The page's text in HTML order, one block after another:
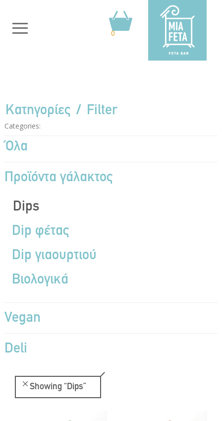
0
Κατηγορίες Filter
Categories:
Όλα
Προϊόντα γάλακτος
Dips
Dip φέτας
Dip γιαουρτιού
Βιολογικά
Vegan
Deli
Showing “Dips”